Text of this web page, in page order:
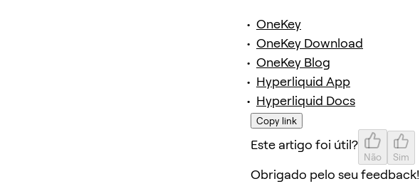
OneKey
OneKey Download
OneKey Blog
Hyperliquid App
Hyperliquid Docs
Copy link
Este artigo foi útil?
Não Sim
Obrigado pelo seu feedback!